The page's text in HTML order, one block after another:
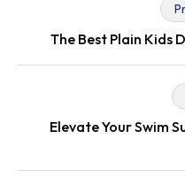
The Best Plain Kids
Elevate Your Swim